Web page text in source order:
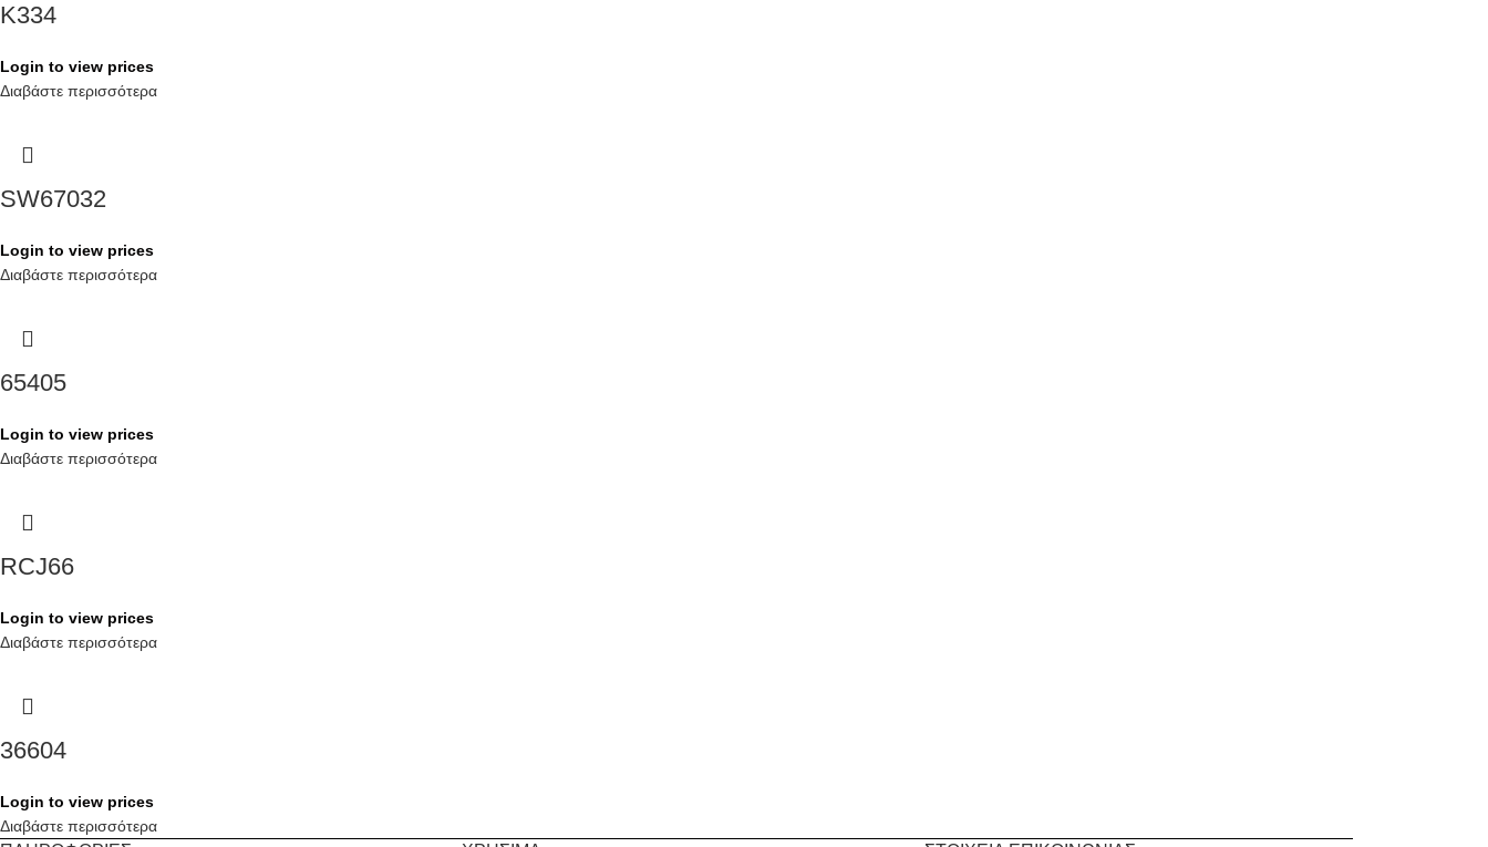
K334
Login to view prices
Διαβάστε περισσότερα
SW67032
Login to view prices
Διαβάστε περισσότερα
65405
Login to view prices
Διαβάστε περισσότερα
RCJ66
Login to view prices
Διαβάστε περισσότερα
36604
Login to view prices
Διαβάστε περισσότερα